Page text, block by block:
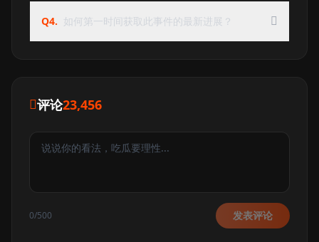
Q4. 如何第一时间获取此事件的最新进展？
评论23,456
0/500 发表评论